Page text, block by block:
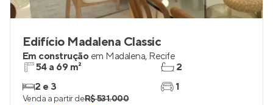
Edifício Madalena Classic
Em construção em Madalena, Recife
54 a 69 m²
2 e 3
2
1
Venda a partir deR$ 531.000